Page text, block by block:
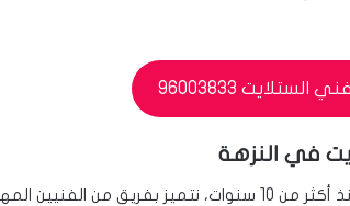
الستلايت 96003833
في النزهة
نحن شركة رائدة في مجال خدمات الستلايت منذ أكثر من 10 سنوات، نتميز